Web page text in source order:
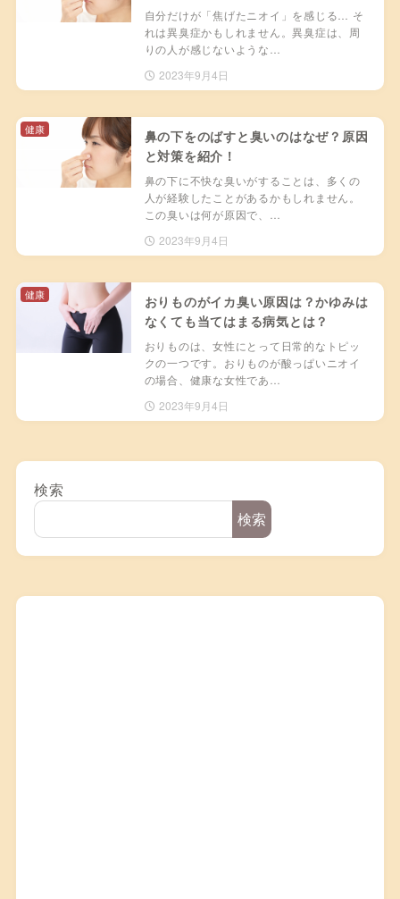
自分だけが「焦げたニオイ」を感じる… そ
れは異臭症かもしれません。異臭症は、周
りの人が感じないような…
2023年9月4日
鼻の下をのばすと臭いのはなぜ？原因
と対策を紹介！
鼻の下に不快な臭いがすることは、多くの
人が経験したことがあるかもしれません。
この臭いは何が原因で、…
2023年9月4日
健康
おりものがイカ臭い原因は？かゆみは
なくても当てはまる病気とは？
おりものは、女性にとって日常的なトピッ
クの一つです。おりものが酸っぱいニオイ
の場合、健康な女性であ…
2023年9月4日
健康
検索
検索